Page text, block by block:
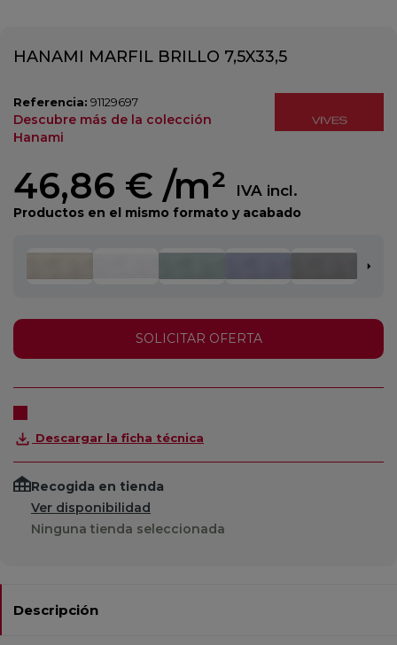
HANAMI MARFIL BRILLO 7,5X33,5
Referencia: 91129697
Descubre más de la colección
Hanami
46,86 € /m² IVA incl.
Productos en el mismo formato y acabado
SOLICITAR OFERTA
Descargar la ficha técnica
Recogida en tienda
Ver disponibilidad
Ninguna tienda seleccionada
Descripción